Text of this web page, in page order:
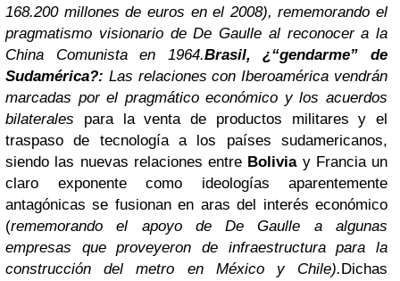
168.200 millones de euros en el 2008), rememorando el
pragmatismo visionario de De Gaulle al reconocer a la
China Comunista en 1964.Brasil, ¿“gendarme” de
Sudamérica?: Las relaciones con Iberoamérica vendrán
marcadas por el pragmático económico y los acuerdos
bilaterales
para la venta de productos militares y el
traspaso de tecnología a los países sudamericanos,
siendo las nuevas relaciones entre Boliviay Francia un
claro exponente como ideologías aparentemente
antagónicas se fusionan en aras del interés económico
(rememorando el apoyo de De Gaulle a algunas
empresas que proveyeron de infraestructura para la
construcción del metro en México y Chile).Dichas